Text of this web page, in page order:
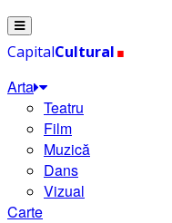
Menu
CapitalCultural.
Arta
Teatru
Film
Muzică
Dans
Vizual
Carte